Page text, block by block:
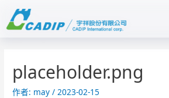
placeholder.png
作者: may /2023-02-15